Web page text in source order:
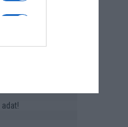
igényéhez